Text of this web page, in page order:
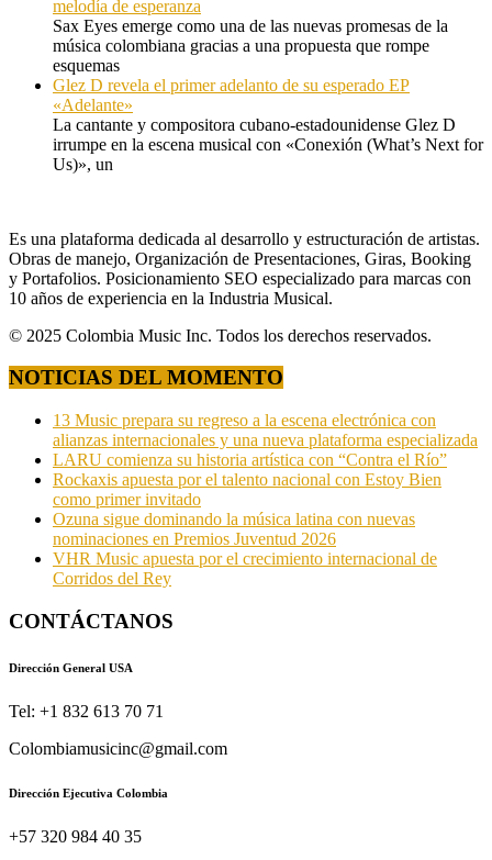
melodía de esperanza
Sax Eyes emerge como una de las nuevas promesas de la
música colombiana gracias a una propuesta que rompe
esquemas
Glez D revela el primer adelanto de su esperado EP
«Adelante»
La cantante y compositora cubano-estadounidense Glez D
irrumpe en la escena musical con «Conexión (What’s Next for
Us)», un
Es una plataforma dedicada al desarrollo y estructuración de artistas.
Obras de manejo, Organización de Presentaciones, Giras, Booking
y Portafolios. Posicionamiento SEO especializado para marcas con
10 años de experiencia en la Industria Musical.
© 2025 Colombia Music Inc. Todos los derechos reservados.
NOTICIAS DEL MOMENTO
13 Music prepara su regreso a la escena electrónica con
alianzas internacionales y una nueva plataforma especializada
LARU comienza su historia artística con “Contra el Río”
Rockaxis apuesta por el talento nacional con Estoy Bien
como primer invitado
Ozuna sigue dominando la música latina con nuevas
nominaciones en Premios Juventud 2026
VHR Music apuesta por el crecimiento internacional de
Corridos del Rey
CONTÁCTANOS
Dirección General USA
Tel: +1 832 613 70 71
Colombiamusicinc@gmail.com
Dirección Ejecutiva Colombia
+57 320 984 40 35